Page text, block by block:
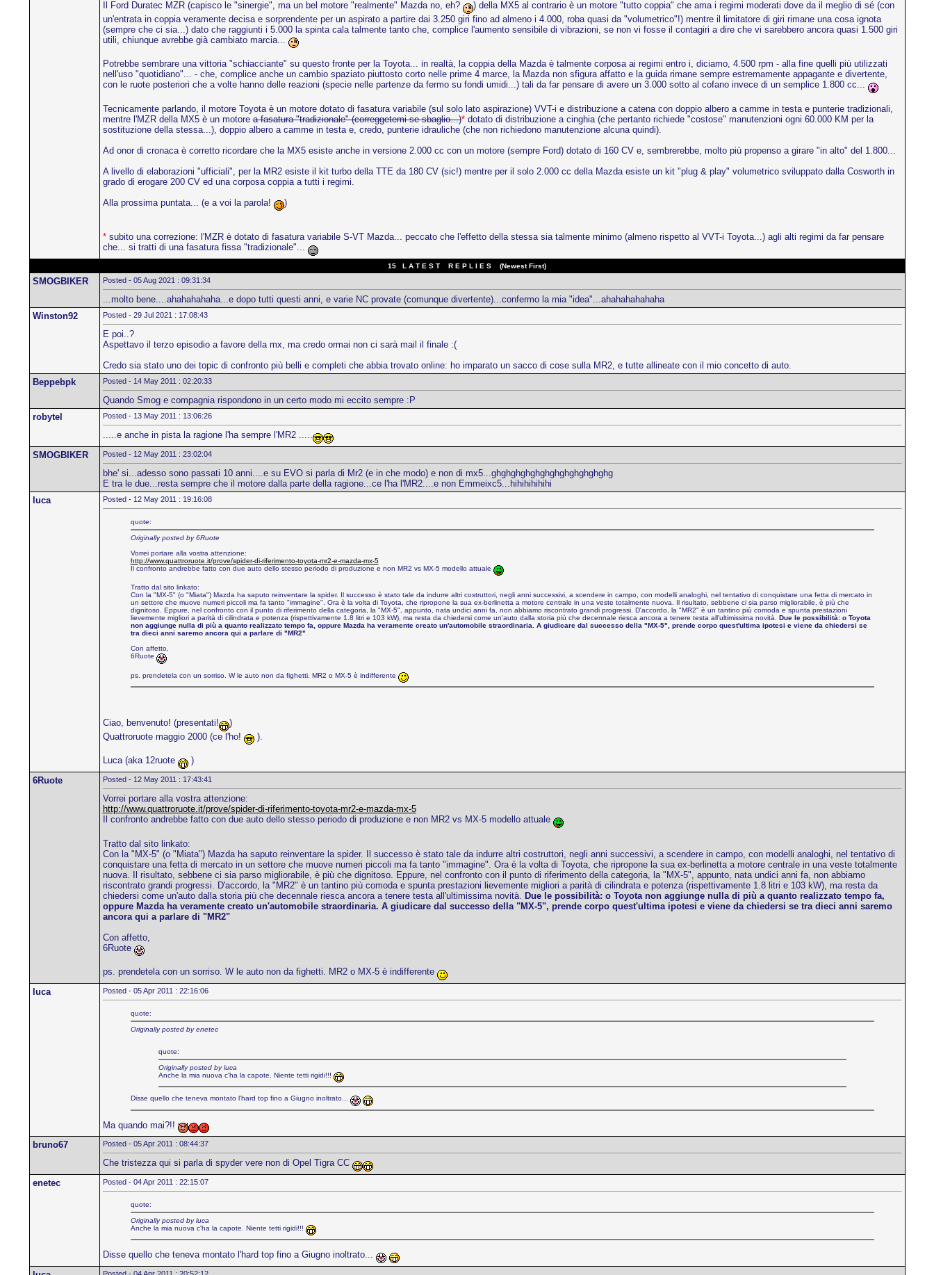
Il Ford Duratec MZR (capisco le "sinergie", ma un bel motore "realmente" Mazda no, eh?
) della MX5 al contrario è un motore "tutto coppia" che ama i regimi moderati dove da il meglio di sé (con
un'entrata in coppia veramente decisa e sorprendente per un aspirato a partire dai 3.250 giri fino ad almeno i 4.000, roba quasi da "volumetrico"!) mentre il limitatore di giri rimane una cosa ignota
(sempre che ci sia...) dato che raggiunti i 5.000 la spinta cala talmente tanto che, complice l'aumento sensibile di vibrazioni, se non vi fosse il contagiri a dire che vi sarebbero ancora quasi 1.500 giri
utili, chiunque avrebbe già cambiato marcia...
Potrebbe sembrare una vittoria "schiacciante" su questo fronte per la Toyota... in realtà, la coppia della Mazda è talmente corposa ai regimi entro i, diciamo, 4.500 rpm - alla fine quelli più utilizzati
nell'uso "quotidiano"... - che, complice anche un cambio spaziato piuttosto corto nelle prime 4 marce, la Mazda non sfigura affatto e la guida rimane sempre estremamente appagante e divertente,
con le ruote posteriori che a volte hanno delle reazioni (specie nelle partenze da fermo su fondi umidi...) tali da far pensare di avere un 3.000 sotto al cofano invece di un semplice 1.800 cc...
Tecnicamente parlando, il motore Toyota è un motore dotato di fasatura variabile (sul solo lato aspirazione) VVT-i e distribuzione a catena con doppio albero a camme in testa e punterie tradizionali,
mentre l'MZR della MX5 è un motorea fasatura "tradizionale" (correggetemi se sbaglio...)*dotato di distribuzione a cinghia (che pertanto richiede "costose" manutenzioni ogni 60.000 KM per la
sostituzione della stessa...), doppio albero a camme in testa e, credo, punterie idrauliche (che non richiedono manutenzione alcuna quindi).
Ad onor di cronaca è corretto ricordare che la MX5 esiste anche in versione 2.000 cc con un motore (sempre Ford) dotato di 160 CV e, sembrerebbe, molto più propenso a girare "in alto" del 1.800...
A livello di elaborazioni "ufficiali", per la MR2 esiste il kit turbo della TTE da 180 CV (sic!) mentre per il solo 2.000 cc della Mazda esiste un kit "plug & play" volumetrico sviluppato dalla Cosworth in
grado di erogare 200 CV ed una corposa coppia a tutti i regimi.
Alla prossima puntata... (e a voi la parola!
)
*subito una correzione: l'MZR è dotato di fasatura variabile S-VT Mazda... peccato che l'effetto della stessa sia talmente minimo (almeno rispetto al VVT-i Toyota...) agli alti regimi da far pensare
che... si tratti di una fasatura fissa "tradizionale"...
15 L A T E S T R E P L I E S (Newest First)
SMOGBIKER Posted - 05 Aug 2021 : 09:31:34
...molto bene....ahahahahaha...e dopo tutti questi anni, e varie NC provate (comunque divertente)...confermo la mia "idea"...ahahahahahaha
Winston92
Posted - 29 Jul 2021 : 17:08:43
E poi..?
Aspettavo il terzo episodio a favore della mx, ma credo ormai non ci sarà mail il finale :(
Credo sia stato uno dei topic di confronto più belli e completi che abbia trovato online: ho imparato un sacco di cose sulla MR2, e tutte allineate con il mio concetto di auto.
Beppebpk
Posted - 14 May 2011 : 02:20:33
Quando Smog e compagnia rispondono in un certo modo mi eccito sempre :P
robytel
Posted - 13 May 2011 : 13:06:26
.....e anche in pista la ragione l'ha sempre l'MR2 .....
SMOGBIKER
Posted - 12 May 2011 : 23:02:04
bhe' si...adesso sono passati 10 anni....e su EVO si parla di Mr2 (e in che modo) e non di mx5...ghghghghghghghghghghghghg
E tra le due...resta sempre che il motore dalla parte della ragione...ce l'ha l'MR2....e non Emmeixc5...hihihihihihi
luca
Posted - 12 May 2011 : 19:16:08
quote:
Originally posted by 6Ruote
Vorrei portare alla vostra attenzione:
http://www.quattroruote.it/prove/spider-di-riferimento-toyota-mr2-e-mazda-mx-5
Il confronto andrebbe fatto con due auto dello stesso periodo di produzione e non MR2 vs MX-5 modello attuale
Tratto dal sito linkato:
Con la "MX-5" (o "Miata") Mazda ha saputo reinventare la spider. Il successo è stato tale da indurre altri costruttori, negli anni successivi, a scendere in campo, con modelli analoghi, nel tentativo di conquistare una fetta di mercato in
un settore che muove numeri piccoli ma fa tanto "immagine". Ora è la volta di Toyota, che ripropone la sua ex-berlinetta a motore centrale in una veste totalmente nuova. Il risultato, sebbene ci sia parso migliorabile, è più che
dignitoso. Eppure, nel confronto con il punto di riferimento della categoria, la "MX-5", appunto, nata undici anni fa, non abbiamo riscontrato grandi progressi. D'accordo, la "MR2" è un tantino più comoda e spunta prestazioni
lievemente migliori a parità di cilindrata e potenza (rispettivamente 1.8 litri e 103 kW), ma resta da chiedersi come un'auto dalla storia più che decennale riesca ancora a tenere testa all'ultimissima novità. Due le possibilità: o Toyota
non aggiunge nulla di più a quanto realizzato tempo fa, oppure Mazda ha veramente creato un'automobile straordinaria. A giudicare dal successo della "MX-5", prende corpo quest'ultima ipotesi e viene da chiedersi se
tra dieci anni saremo ancora qui a parlare di "MR2"
Con affetto,
6Ruote
ps. prendetela con un sorriso. W le auto non da fighetti. MR2 o MX-5 è indifferente
Ciao, benvenuto! (presentati!
)
Quattroruote maggio 2000 (ce l'ho!
).
Luca (aka 12ruote
)
6Ruote
Posted - 12 May 2011 : 17:43:41
Vorrei portare alla vostra attenzione:
http://www.quattroruote.it/prove/spider-di-riferimento-toyota-mr2-e-mazda-mx-5
Il confronto andrebbe fatto con due auto dello stesso periodo di produzione e non MR2 vs MX-5 modello attuale
Tratto dal sito linkato:
Con la "MX-5" (o "Miata") Mazda ha saputo reinventare la spider. Il successo è stato tale da indurre altri costruttori, negli anni successivi, a scendere in campo, con modelli analoghi, nel tentativo di
conquistare una fetta di mercato in un settore che muove numeri piccoli ma fa tanto "immagine". Ora è la volta di Toyota, che ripropone la sua ex-berlinetta a motore centrale in una veste totalmente
nuova. Il risultato, sebbene ci sia parso migliorabile, è più che dignitoso. Eppure, nel confronto con il punto di riferimento della categoria, la "MX-5", appunto, nata undici anni fa, non abbiamo
riscontrato grandi progressi. D'accordo, la "MR2" è un tantino più comoda e spunta prestazioni lievemente migliori a parità di cilindrata e potenza (rispettivamente 1.8 litri e 103 kW), ma resta da
chiedersi come un'auto dalla storia più che decennale riesca ancora a tenere testa all'ultimissima novità. Due le possibilità: o Toyota non aggiunge nulla di più a quanto realizzato tempo fa,
oppure Mazda ha veramente creato un'automobile straordinaria. A giudicare dal successo della "MX-5", prende corpo quest'ultima ipotesi e viene da chiedersi se tra dieci anni saremo
ancora qui a parlare di "MR2"
Con affetto,
6Ruote
ps. prendetela con un sorriso. W le auto non da fighetti. MR2 o MX-5 è indifferente
luca
Posted - 05 Apr 2011 : 22:16:06
quote:
Originally posted by enetec
quote:
Originally posted by luca
Anche la mia nuova c'ha la capote. Niente tetti rigidi!!!
Disse quello che teneva montato l'hard top fino a Giugno inoltrato...
Ma quando mai?!!
bruno67
Posted - 05 Apr 2011 : 08:44:37
Che tristezza qui si parla di spyder vere non di Opel Tigra CC
enetec
Posted - 04 Apr 2011 : 22:15:07
quote:
Originally posted by luca
Anche la mia nuova c'ha la capote. Niente tetti rigidi!!!
Disse quello che teneva montato l'hard top fino a Giugno inoltrato...